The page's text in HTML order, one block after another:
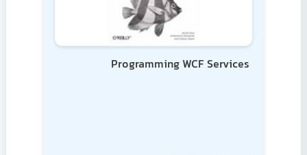
Programming WCF Services